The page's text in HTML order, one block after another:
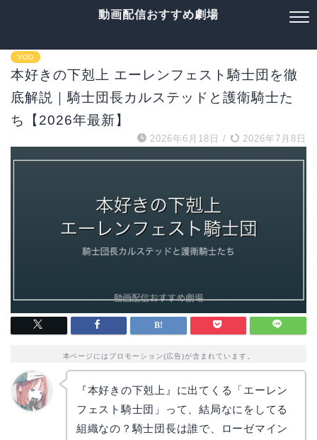
動画配信おすすめ劇場
VOD
本好きの下剋上 エーレンフェスト騎士団を徹
底解説｜騎士団長カルステッドと護衛騎士た
ち【2026年最新】
2026年6月18日 / 2026年7月8日
本ページにはプロモーション(広告)が含まれています。
『本好きの下剋上』に出てくる「エーレン
フェスト騎士団」って、結局なにをしてる
組織なの？騎士団長は誰で、ローゼマイン